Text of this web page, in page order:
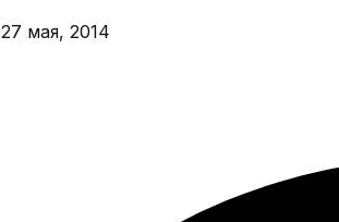
27 мая, 2014